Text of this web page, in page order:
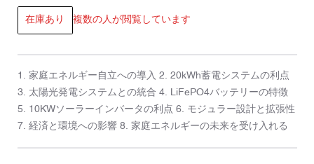
在庫あり 複数の人が閲覧しています
1. 家庭エネルギー自立への導入 2. 20kWh蓄電システムの利点
3. 太陽光発電システムとの統合 4. LiFePO4バッテリーの特徴
5. 10KWソーラーインバータの利点 6. モジュラー設計と拡張性
7. 経済と環境への影響 8. 家庭エネルギーの未来を受け入れる